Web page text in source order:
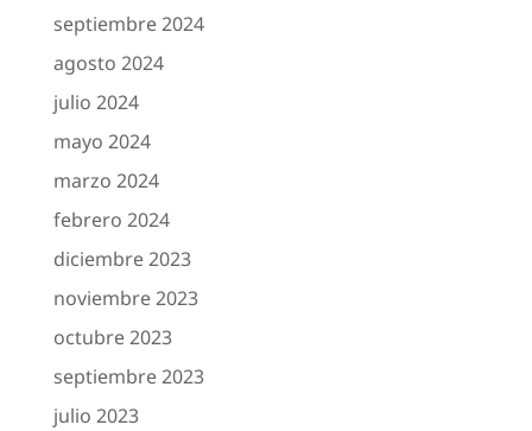
septiembre 2024
agosto 2024
julio 2024
mayo 2024
marzo 2024
febrero 2024
diciembre 2023
noviembre 2023
octubre 2023
septiembre 2023
julio 2023